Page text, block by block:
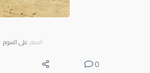
السعر على السوم
0